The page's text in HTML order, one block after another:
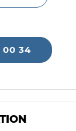
00 34